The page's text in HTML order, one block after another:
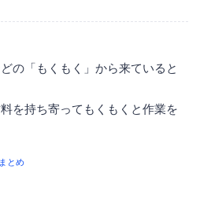
の「もくもく」から来ていると
を持ち寄ってもくもくと作業を
とめ